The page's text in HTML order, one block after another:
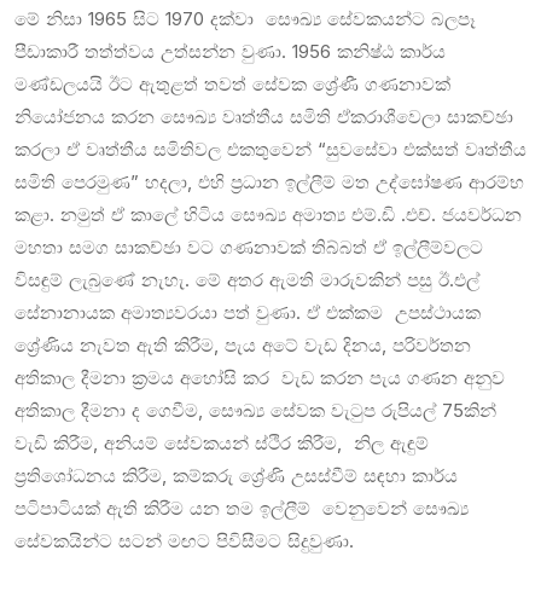
මේ නිසා 1965 සිට 1970 දක්වා සෞඛ්‍ය සේවකයන්ට බලපෑ
පීඩාකාරී තත්ත්වය උත්සන්න වුණා. 1956 කනිෂ්ඨ කාර්ය
මණ්ඩලයයි ඊට ඇතුළත් තවත් සේවක ශ්‍රේණී ගණනාවක්
නියෝජනය කරන සෞඛ්‍ය වෘත්තීය සමිති ඒකරාශීවෙලා සාකච්ඡා
කරලා ඒ වෘත්තීය සමිතිවල එකතුවෙන් “සුවසේවා එක්සත් වෘත්තීය
සමිති පෙරමුණ” හදලා, එහි ප්‍රධාන ඉල්ලීම් මත උද්ඝෝෂණ ආරම්භ
කළා. නමුත් ඒ කාලේ හිටිය සෞඛ්‍ය අමාත්‍ය එම්.ඩි .එච්. ජයවර්ධන
මහතා සමග සාකච්ඡා වට ගණනාවක් තිබ්බත් ඒ ඉල්ලීම්වලට
විසඳුම් ලැබුණේ නැහැ. මේ අතර ඇමති මාරුවකින් පසු ඊ.එල්
සේනානායක අමාත්‍යවරයා පත් වුණා. ඒ එක්කම උපස්ථායක
ශ්‍රේණිය නැවත ඇති කිරීම, පැය අටේ වැඩ දිනය, පරිවර්තන
අතිකාල දීමනා ක්‍රමය අහෝසි කර වැඩ කරන පැය ගණන අනුව
අතිකාල දීමනා ද ගෙවීම, සෞඛ්‍ය සේවක වැටුප රුපියල් 75කින්
වැඩි කිරීම, අනියම් සේවකයන් ස්ථිර කිරීම, නිල ඇඳුම්
ප්‍රතිශෝධනය කිරීම, කම්කරු ශ්‍රේණි උසස්වීම් සඳහා කාර්ය
පටිපාටියක් ඇති කිරීම යන තම ඉල්ලීම් වෙනුවෙන් සෞඛ්‍ය
සේවකයින්ට සටන් මඟට පිවිසීමට සිදුවුණා.